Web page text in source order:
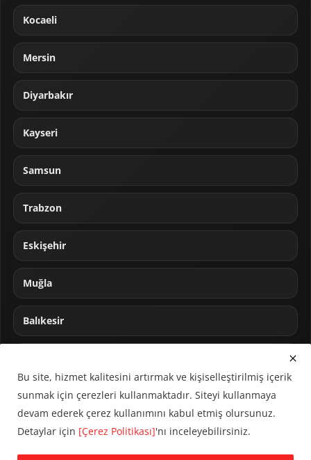
Kocaeli
Mersin
Diyarbakır
Kayseri
Samsun
Trabzon
Eskişehir
Muğla
Balıkesir
Bu site, hizmet kalitesini artırmak ve kişiselleştirilmiş içerik
sunmak için çerezleri kullanmaktadır. Siteyi kullanmaya
devam ederek çerez kullanımını kabul etmiş olursunuz.
Detaylar için [Çerez Politikası]'nı inceleyebilirsiniz.